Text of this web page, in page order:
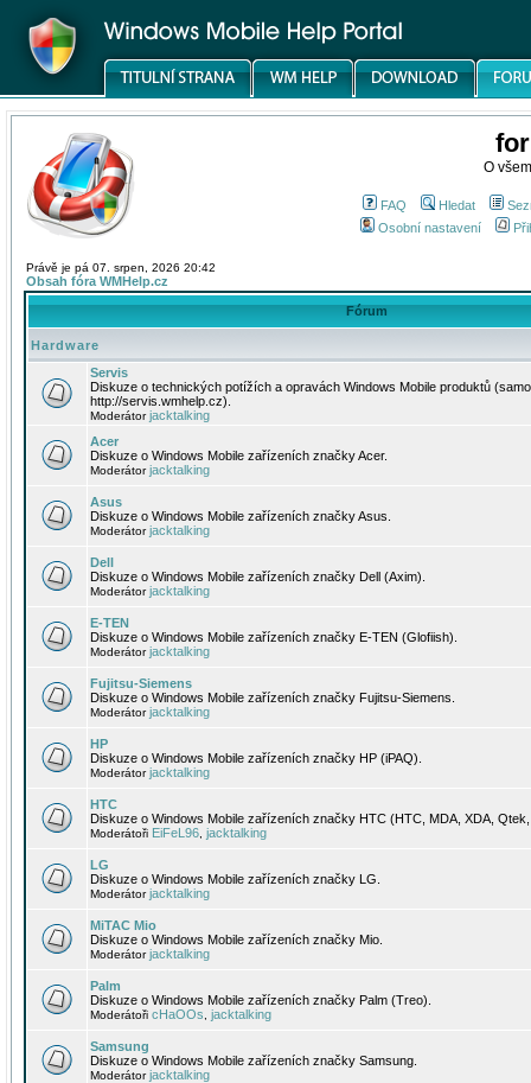
O
FAQ Hledat
Osobní nastavení
Právě je pá 07. srpen, 2026 20:42
Obsah fóra WMHelp.cz
Fórum
Hardware
Servis
Diskuze o technických potížích a opravách Windows Mobile produktů
http://servis.wmhelp.cz).
Moderátorjacktalking
Acer
Diskuze o Windows Mobile zařízeních značky Acer.
Moderátorjacktalking
Asus
Diskuze o Windows Mobile zařízeních značky Asus.
Moderátorjacktalking
Dell
Diskuze o Windows Mobile zařízeních značky Dell (Axim).
Moderátorjacktalking
E-TEN
Diskuze o Windows Mobile zařízeních značky E-TEN (Glofiish).
Moderátorjacktalking
Fujitsu-Siemens
Diskuze o Windows Mobile zařízeních značky Fujitsu-Siemens.
Moderátorjacktalking
HP
Diskuze o Windows Mobile zařízeních značky HP (iPAQ).
Moderátorjacktalking
HTC
Diskuze o Windows Mobile zařízeních značky HTC (HTC, MDA, XDA,
Moderátoři EiFeL96 jacktalking
LG
Diskuze o Windows Mobile zařízeních značky LG.
Moderátorjacktalking
MiTAC Mio
Diskuze o Windows Mobile zařízeních značky Mio.
Moderátorjacktalking
Palm
Diskuze o Windows Mobile zařízeních značky Palm (Treo).
Moderátoři cHaOOs jacktalking
Samsung
Diskuze o Windows Mobile zařízeních značky Samsung.
Moderátorjacktalking